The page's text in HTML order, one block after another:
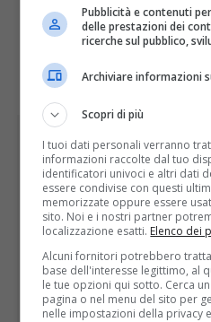
un team di
supporto su
regionale.
Pubblicità e contenuti
delle prestazioni dei
ricerche sul pubblico,
Archiviare informazioni
Scopri di più
I tuoi dati personali verranno
informazioni raccolte dal tuo
identificatori univoci e altri dati
essere condivise con questi
memorizzate oppure essere
sito. Noi e i nostri partner
localizzazione esatti. Elenco dei
Alcuni fornitori potrebbero
base dell'interesse legittimo, al
le tue opzioni qui sotto. Cerca
pagina o nel menu del sito per
nelle impostazioni della privacy